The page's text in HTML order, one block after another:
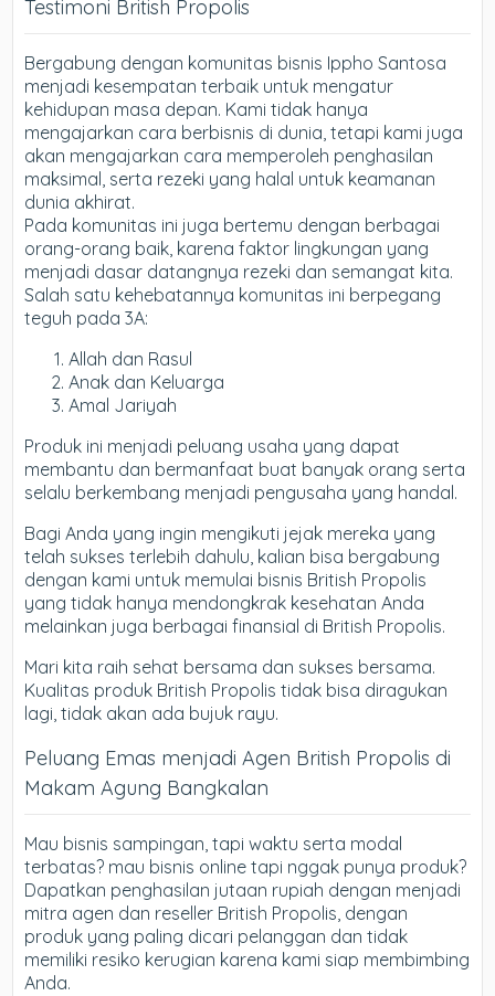
Testimoni British Propolis
Bergabung dengan komunitas bisnis Ippho Santosa
menjadi kesempatan terbaik untuk mengatur
kehidupan masa depan. Kami tidak hanya
mengajarkan cara berbisnis di dunia, tetapi kami juga
akan mengajarkan cara memperoleh penghasilan
maksimal, serta rezeki yang halal untuk keamanan
dunia akhirat.
Pada komunitas ini juga bertemu dengan berbagai
orang-orang baik, karena faktor lingkungan yang
menjadi dasar datangnya rezeki dan semangat kita.
Salah satu kehebatannya komunitas ini berpegang
teguh pada 3A:
Allah dan Rasul
Anak dan Keluarga
Amal Jariyah
Produk ini menjadi peluang usaha yang dapat
membantu dan bermanfaat buat banyak orang serta
selalu berkembang menjadi pengusaha yang handal.
Bagi Anda yang ingin mengikuti jejak mereka yang
telah sukses terlebih dahulu, kalian bisa bergabung
dengan kami untuk memulai bisnis British Propolis
yang tidak hanya mendongkrak kesehatan Anda
melainkan juga berbagai finansial di British Propolis.
Mari kita raih sehat bersama dan sukses bersama.
Kualitas produk British Propolis tidak bisa diragukan
lagi, tidak akan ada bujuk rayu.
Peluang Emas menjadi Agen British Propolis di
Makam Agung Bangkalan
Mau bisnis sampingan, tapi waktu serta modal
terbatas? mau bisnis online tapi nggak punya produk?
Dapatkan penghasilan jutaan rupiah dengan menjadi
mitra agen dan reseller British Propolis, dengan
produk yang paling dicari pelanggan dan tidak
memiliki resiko kerugian karena kami siap membimbing
Anda.